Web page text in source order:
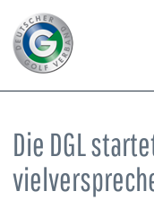
Die DGL